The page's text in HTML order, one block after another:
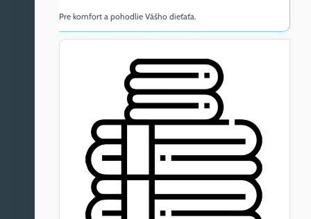
Pre komfort a pohodlie Vášho dieťaťa.